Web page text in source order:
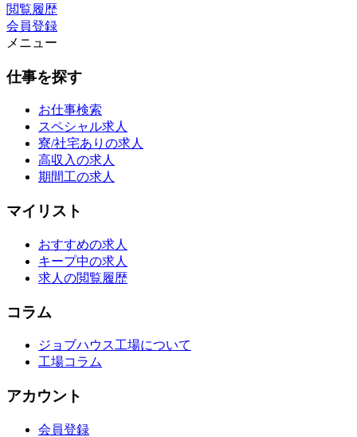
閲覧履歴
会員登録
メニュー
仕事を探す
お仕事検索
スペシャル求人
寮/社宅ありの求人
高収入の求人
期間工の求人
マイリスト
おすすめの求人
キープ中の求人
求人の閲覧履歴
コラム
ジョブハウス工場について
工場コラム
アカウント
会員登録